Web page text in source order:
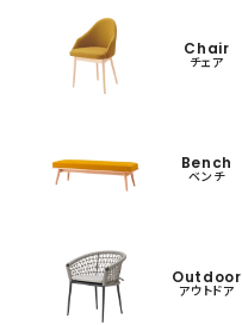
Chair
チェア
Bench
ベンチ
Outdoor
アウトドア